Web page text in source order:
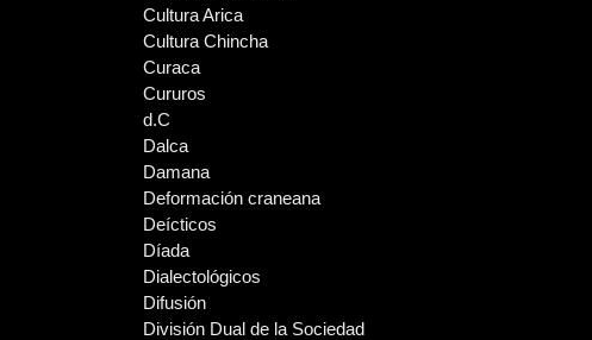
Cultura Arica
Cultura Chincha
Curaca
Cururos
d.C
Dalca
Damana
Deformación craneana
Deícticos
Díada
Dialectológicos
Difusión
División Dual de la Sociedad